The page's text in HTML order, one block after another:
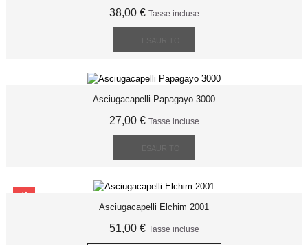
38,00 € Tasse incluse
Asciugacapelli Papagayo 3000
27,00 € Tasse incluse
Asciugacapelli Elchim 2001
51,00 € Tasse incluse